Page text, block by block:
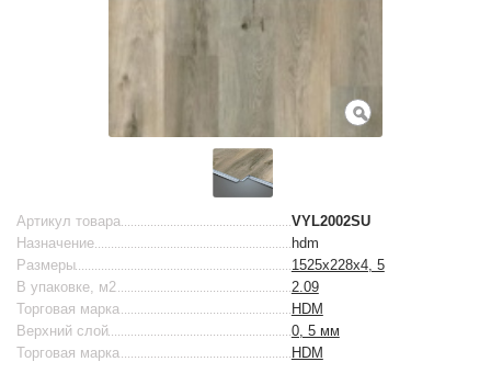
VYL2002SU
Артикул товара
hdm
Назначение
1525х228х4, 5
Размеры
2.09
В упаковке, м2
HDM
Торговая марка
0, 5 мм
Верхний слой
HDM
Торговая марка